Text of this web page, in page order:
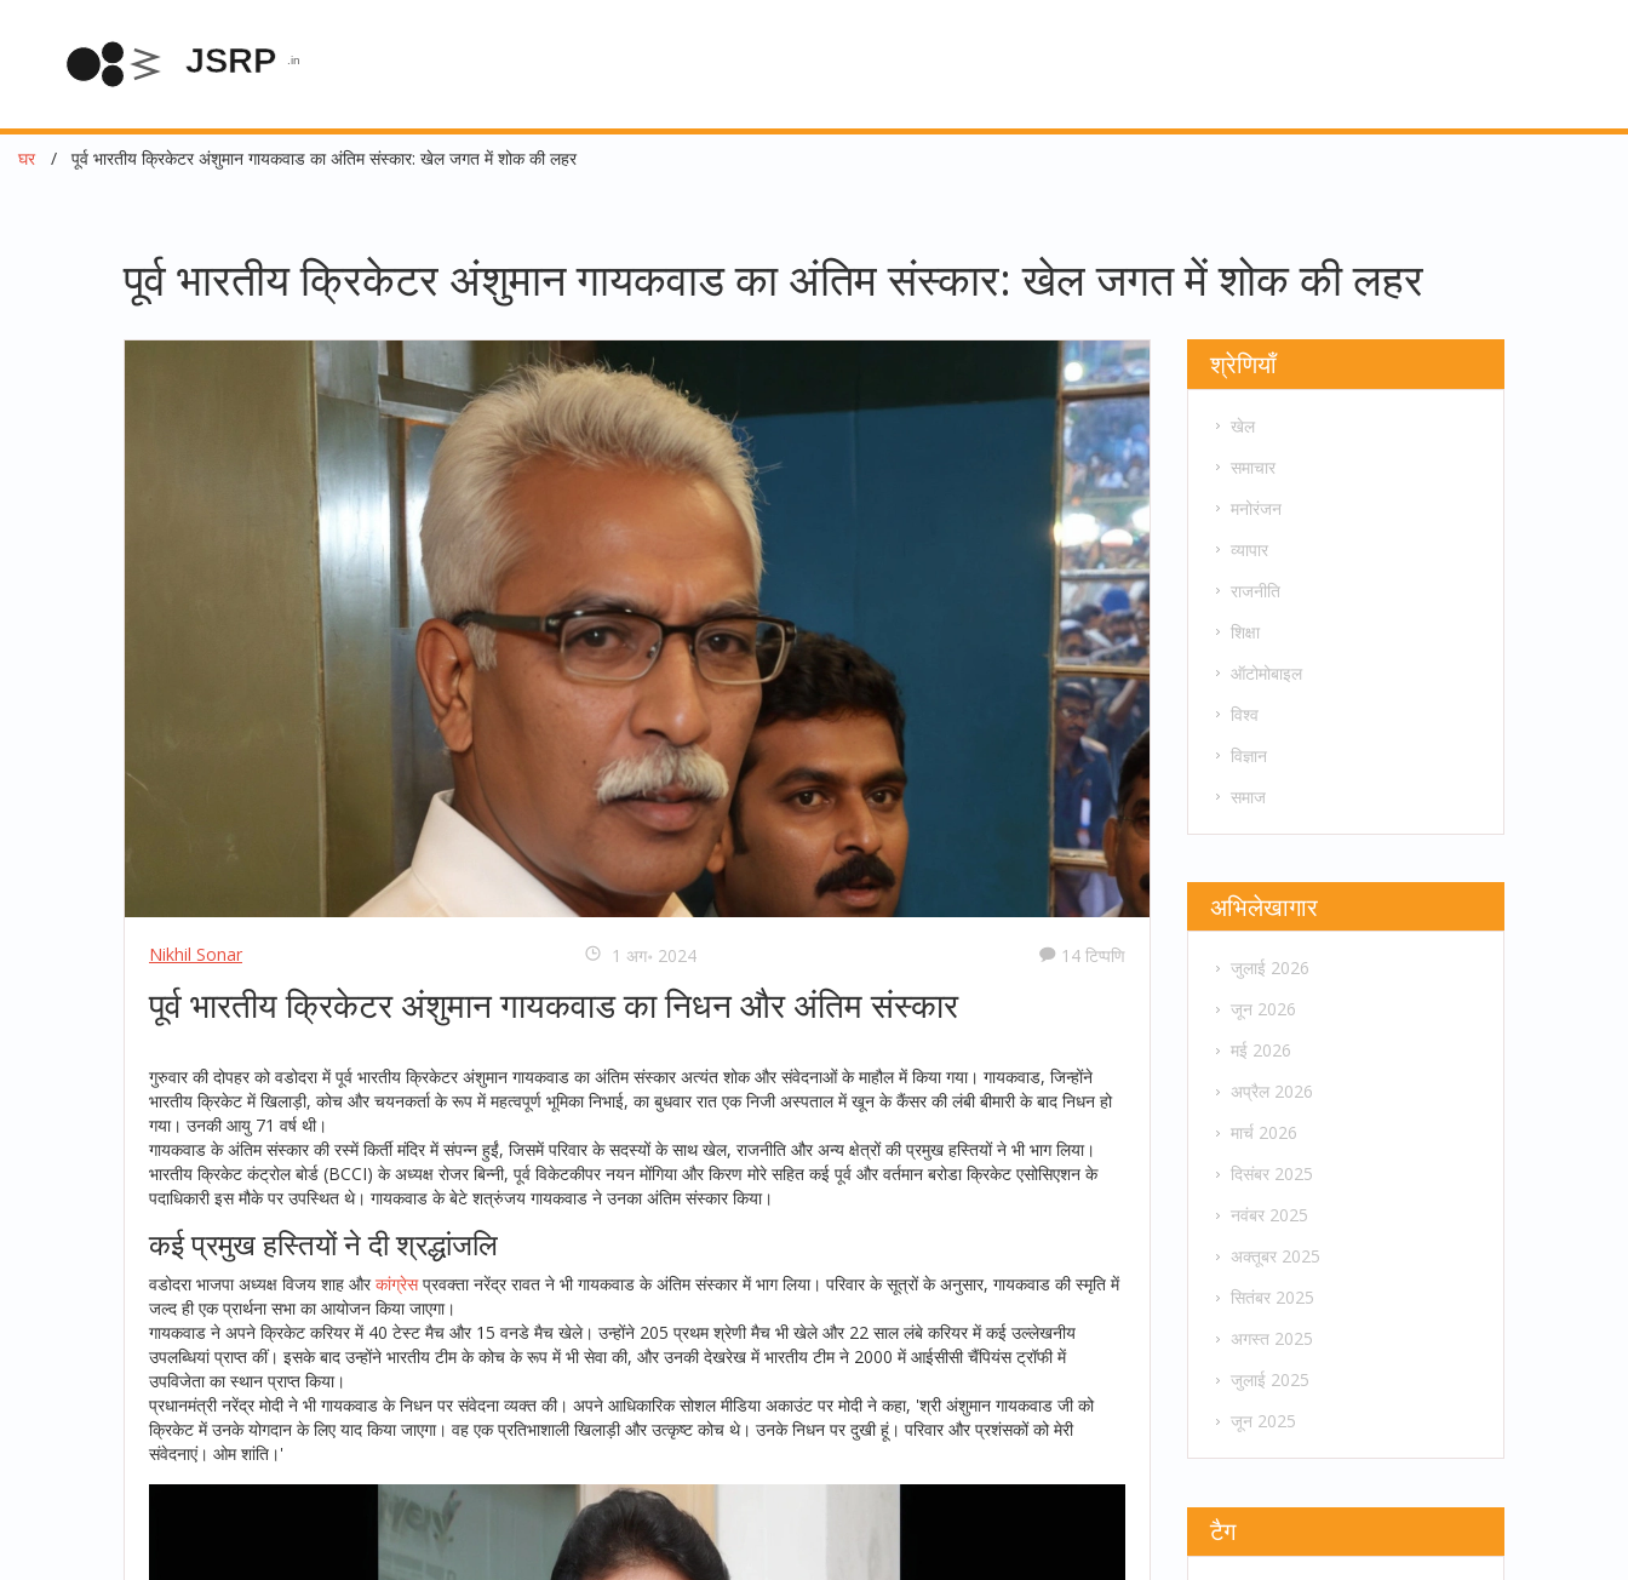
घर पूर्व भारतीय क्रिकेटर अंशुमान गायकवाड का अंतिम संस्कार: खेल जगत में शोक की लहर
पूर्व भारतीय क्रिकेटर अंशुमान गायकवाड का अंतिम संस्कार: खेल जगत में शोक की लहर
Nikhil Sonar 1 अग॰ 2024 14 टिप्पणि
पूर्व भारतीय क्रिकेटर अंशुमान गायकवाड का निधन और अंतिम संस्कार
गुरुवार की दोपहर को वडोदरा में पूर्व भारतीय क्रिकेटर अंशुमान गायकवाड का अंतिम संस्कार अत्यंत शोक और संवेदनाओं के माहौल में किया गया। गायकवाड, जिन्होंने
भारतीय क्रिकेट में खिलाड़ी, कोच और चयनकर्ता के रूप में महत्वपूर्ण भूमिका निभाई, का बुधवार रात एक निजी अस्पताल में खून के कैंसर की लंबी बीमारी के बाद निधन हो
गया। उनकी आयु 71 वर्ष थी।
गायकवाड के अंतिम संस्कार की रस्में किर्ती मंदिर में संपन्न हुईं, जिसमें परिवार के सदस्यों के साथ खेल, राजनीति और अन्य क्षेत्रों की प्रमुख हस्तियों ने भी भाग लिया।
भारतीय क्रिकेट कंट्रोल बोर्ड (BCCI) के अध्यक्ष रोजर बिन्नी, पूर्व विकेटकीपर नयन मोंगिया और किरण मोरे सहित कई पूर्व और वर्तमान बरोडा क्रिकेट एसोसिएशन के
पदाधिकारी इस मौके पर उपस्थित थे। गायकवाड के बेटे शत्रुंजय गायकवाड ने उनका अंतिम संस्कार किया।
कई प्रमुख हस्तियों ने दी श्रद्धांजलि
वडोदरा भाजपा अध्यक्ष विजय शाह औरकांग्रेसप्रवक्ता नरेंद्र रावत ने भी गायकवाड के अंतिम संस्कार में भाग लिया। परिवार के सूत्रों के अनुसार, गायकवाड की स्मृति में
जल्द ही एक प्रार्थना सभा का आयोजन किया जाएगा।
गायकवाड ने अपने क्रिकेट करियर में 40 टेस्ट मैच और 15 वनडे मैच खेले। उन्होंने 205 प्रथम श्रेणी मैच भी खेले और 22 साल लंबे करियर में कई उल्लेखनीय
उपलब्धियां प्राप्त कीं। इसके बाद उन्होंने भारतीय टीम के कोच के रूप में भी सेवा की, और उनकी देखरेख में भारतीय टीम ने 2000 में आईसीसी चैंपियंस ट्रॉफी में
उपविजेता का स्थान प्राप्त किया।
प्रधानमंत्री नरेंद्र मोदी ने भी गायकवाड के निधन पर संवेदना व्यक्त की। अपने आधिकारिक सोशल मीडिया अकाउंट पर मोदी ने कहा, 'श्री अंशुमान गायकवाड जी को
क्रिकेट में उनके योगदान के लिए याद किया जाएगा। वह एक प्रतिभाशाली खिलाड़ी और उत्कृष्ट कोच थे। उनके निधन पर दुखी हूं। परिवार और प्रशंसकों को मेरी
संवेदनाएं। ओम शांति।'
श्रेणियाँ
खेल
समाचार
मनोरंजन
व्यापार
राजनीति
शिक्षा
ऑटोमोबाइल
विश्व
विज्ञान
समाज
अभिलेखागार
जुलाई 2026
जून 2026
मई 2026
अप्रैल 2026
मार्च 2026
दिसंबर 2025
नवंबर 2025
अक्तूबर 2025
सितंबर 2025
अगस्त 2025
जुलाई 2025
जून 2025
टैग